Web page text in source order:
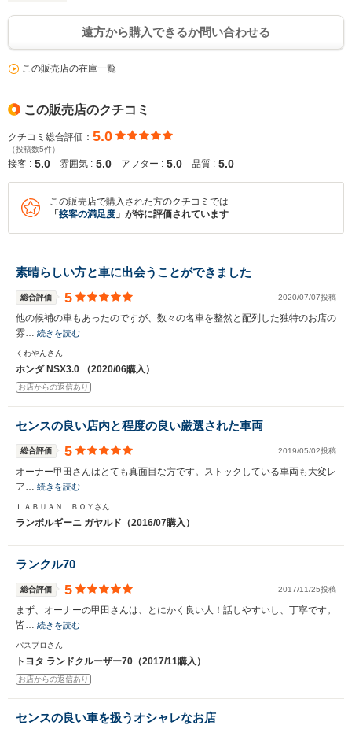
遠方から購入できるか問い合わせる
この販売店の在庫一覧
この販売店のクチコミ
クチコミ総合評価： 5.0
（投稿数5件）
接客 : 5.0 雰囲気 : 5.0 アフター : 5.0 品質 : 5.0
この販売店で購入された方のクチコミでは
「 接客の満足度 」が特に評価されています
素晴らしい方と車に出会うことができました
総合評価 5 2020/07/07投稿
他の候補の車もあったのですが、数々の名車を整然と配列した独特のお店の
雰… 続きを読む
くわやんさん
ホンダ NSX3.0 （2020/06購入）
お店からの返信あり
センスの良い店内と程度の良い厳選された車両
総合評価 5 2019/05/02投稿
オーナー甲田さんはとても真面目な方です。ストックしている車両も大変レ
ア… 続きを読む
ＬＡＢＵＡＮ ＢＯＹさん
ランボルギーニ ガヤルド（2016/07購入）
ランクル70
総合評価 5 2017/11/25投稿
まず、オーナーの甲田さんは、とにかく良い人！話しやすいし、丁寧です。
皆… 続きを読む
パスプロさん
トヨタ ランドクルーザー70（2017/11購入）
お店からの返信あり
センスの良い車を扱うオシャレなお店